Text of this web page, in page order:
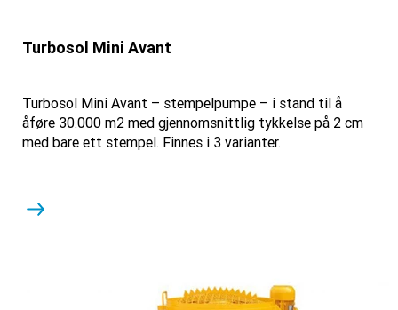
Turbosol Mini Avant
Turbosol Mini Avant – stempelpumpe – i stand til å
åføre 30.000 m2 med gjennomsnittlig tykkelse på 2 cm
med bare ett stempel. Finnes i 3 varianter.